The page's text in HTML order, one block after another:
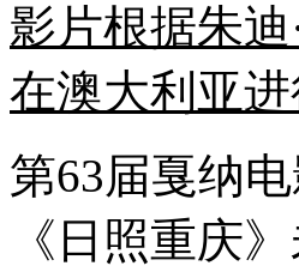
影片根据朱
在澳大利亚进
第63届戛纳
《日照重庆